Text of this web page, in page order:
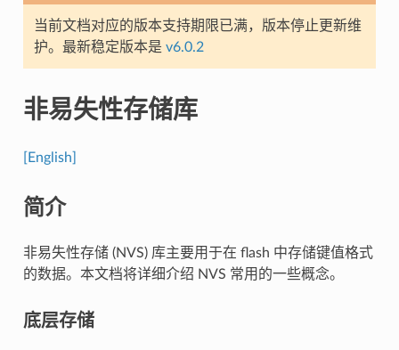
当前文档对应的版本支持期限已满，版本停止更新维
护。最新稳定版本是 v6.0.2
非易失性存储库
[English]
简介
非易失性存储 (NVS) 库主要用于在 flash 中存储键值格式
的数据。本文档将详细介绍 NVS 常用的一些概念。
底层存储